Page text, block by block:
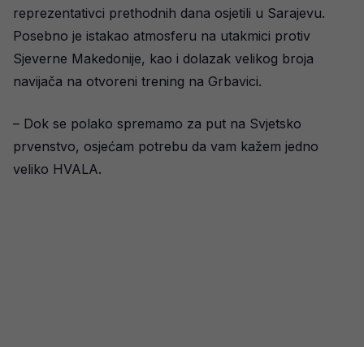
reprezentativci prethodnih dana osjetili u Sarajevu.
Posebno je istakao atmosferu na utakmici protiv
Sjeverne Makedonije, kao i dolazak velikog broja
navijača na otvoreni trening na Grbavici.
– Dok se polako spremamo za put na Svjetsko
prvenstvo, osjećam potrebu da vam kažem jedno
veliko HVALA.